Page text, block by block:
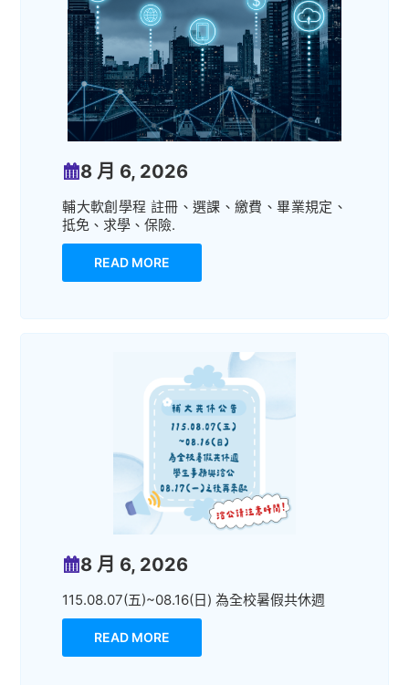
8 月 6, 2026
輔大軟創學程 註冊、選課、繳費、畢業規定、
抵免、求學、保險.
READ MORE
8 月 6, 2026
115.08.07(五)~08.16(日) 為全校暑假共休週
READ MORE